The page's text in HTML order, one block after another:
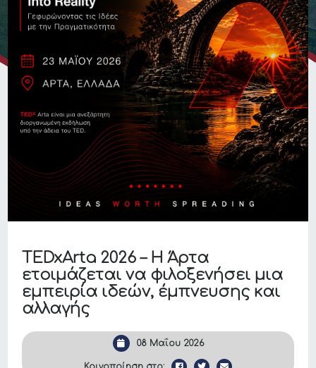
TEDxArta 2026 – Η Άρτα
ετοιμάζεται να φιλοξενήσει μια
εμπειρία ιδεών, έμπνευσης και
αλλαγής
08 Μαΐου 2026